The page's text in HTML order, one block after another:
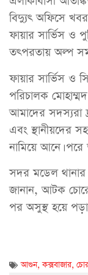
বিদ্যুৎ অফিসে
ফায়ার সার্ভিস ও
তৎপরতায় অল্প
ফায়ার সার্ভিস ও
পরিচালক
আমাদের সদস্যরা
এবং স্থানীয়দের
নামিয়ে আনে। পরে
সদর মডেল থানার
জানান, আটক
পর অসুস্থ হয়ে
আগুন,কক্সবাজার,